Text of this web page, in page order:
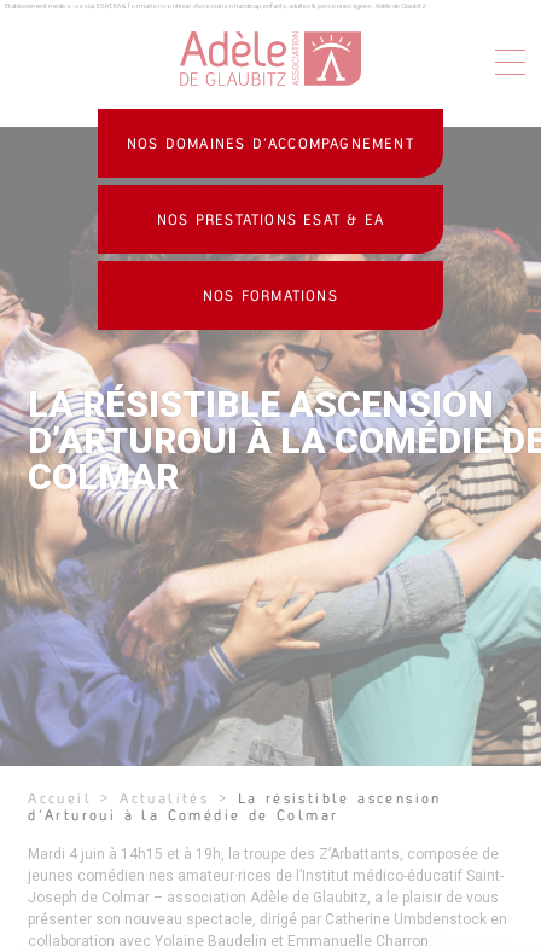
Panneau de gestion des cookies
Établissement médico-social, ESAT, EA & formation continue : Association handicap, enfants, adultes & personnes âgées - Adèle de Glaubitz
NOS DOMAINES D’ACCOMPAGNEMENT
NOS PRESTATIONS ESAT & EA
NOS FORMATIONS
LA RÉSISTIBLE ASCENSION
D’ARTUROUI À LA COMÉDIE
COLMAR
Accueil >Actualités >
La résistible ascension
d’Arturoui à la Comédie de Colmar
Mardi 4 juin à 14h15 et à 19h, la troupe des Z’Arbattants, composée de
jeunes comédien·nes amateur·rices de l’Institut médico-éducatif Saint-
Joseph de Colmar – association Adèle de Glaubitz, a le plaisir de vous
présenter son nouveau spectacle, dirigé par Catherine Umbdenstock en
collaboration avec Yolaine Baudelin et Emmanuelle Charron.